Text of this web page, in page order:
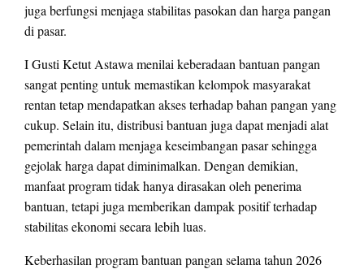
juga berfungsi menjaga stabilitas pasokan dan harga pangan
di pasar.
I Gusti Ketut Astawa menilai keberadaan bantuan pangan
sangat penting untuk memastikan kelompok masyarakat
rentan tetap mendapatkan akses terhadap bahan pangan yang
cukup. Selain itu, distribusi bantuan juga dapat menjadi alat
pemerintah dalam menjaga keseimbangan pasar sehingga
gejolak harga dapat diminimalkan. Dengan demikian,
manfaat program tidak hanya dirasakan oleh penerima
bantuan, tetapi juga memberikan dampak positif terhadap
stabilitas ekonomi secara lebih luas.
Keberhasilan program bantuan pangan selama tahun 2026